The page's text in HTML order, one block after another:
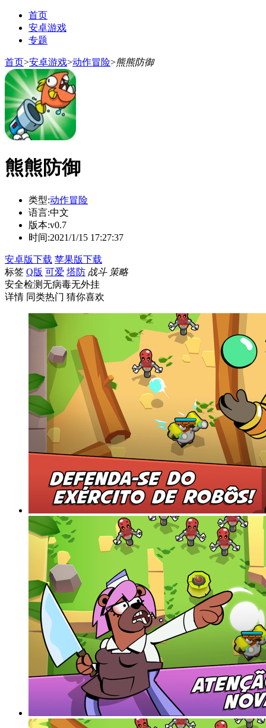
首页
安卓游戏
专题
首页>安卓游戏>动作冒险>熊熊防御
熊熊防御
类型:动作冒险
语言:中文
版本:v0.7
时间:2021/1/15 17:27:37
安卓版下载 苹果版下载
标签 Q版 可爱 塔防 战斗 策略
安全检测无病毒无外挂
详情 同类热门 猜你喜欢